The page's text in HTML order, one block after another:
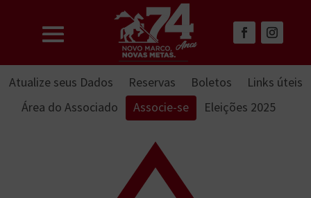
Atualize seus Dados Reservas Boletos
Links úteis
Área do Associado
Associe-se Eleições 2025